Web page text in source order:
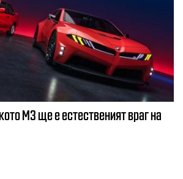
М3 ще е естественият враг на